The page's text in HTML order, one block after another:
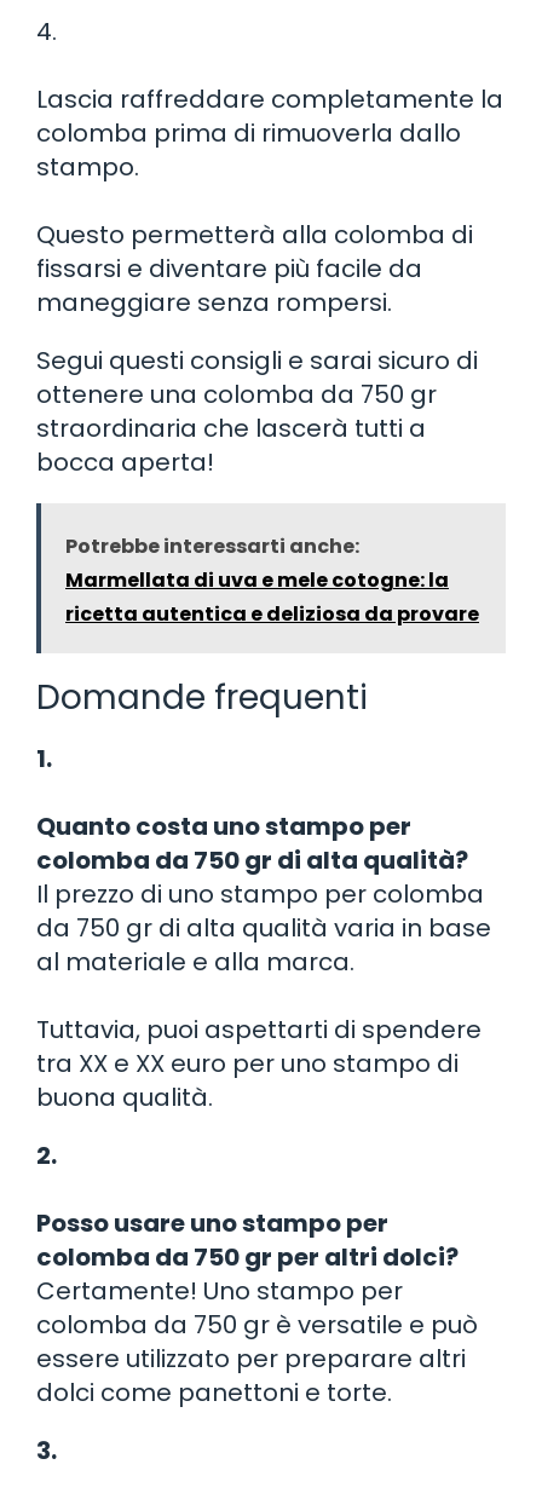
4.
Lascia raffreddare completamente la
colomba prima di rimuoverla dallo
stampo.
Questo permetterà alla colomba di
fissarsi e diventare più facile da
maneggiare senza rompersi.
Segui questi consigli e sarai sicuro di
ottenere una colomba da 750 gr
straordinaria che lascerà tutti a
bocca aperta!
Potrebbe interessarti anche:
Marmellata di uva e mele cotogne: la
ricetta autentica e deliziosa da provare
Domande frequenti
1.
Quanto costa uno stampo per
colomba da 750 gr di alta qualità?
Il prezzo di uno stampo per colomba
da 750 gr di alta qualità varia in base
al materiale e alla marca.
Tuttavia, puoi aspettarti di spendere
tra XX e XX euro per uno stampo di
buona qualità.
2.
Posso usare uno stampo per
colomba da 750 gr per altri dolci?
Certamente! Uno stampo per
colomba da 750 gr è versatile e può
essere utilizzato per preparare altri
dolci come panettoni e torte.
3.